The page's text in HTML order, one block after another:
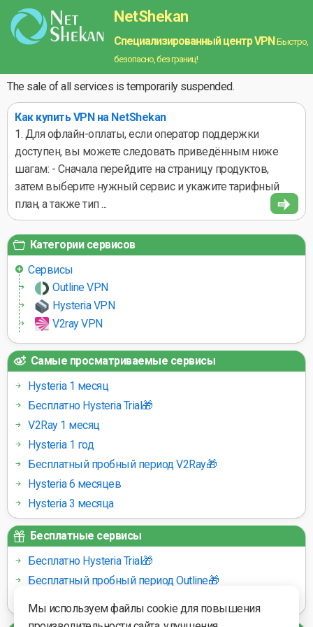
Мы используем файлы cookie для повышения
NetShekan
Специализированный центр VPN Быстро,
безопасно, без границ!
The sale of all services is temporarily suspended.
Как купить VPN на NetShekan
1. Для офлайн-оплаты, если оператор поддержки
доступен, вы можете следовать приведённым ниже
шагам: - Сначала перейдите на страницу продуктов,
затем выберите нужный сервис и укажите тарифный
план, а также тип ...
Категории сервисов
Сервисы
Outline VPN
Hysteria VPN
V2ray VPN
Самые просматриваемые сервисы
Hysteria 1 месяц
Бесплатно Hysteria Trial🎁
V2Ray 1 месяц
Hysteria 1 год
Бесплатный пробный период V2Ray🎁
Hysteria 6 месяцев
Hysteria 3 месяца
Бесплатные сервисы
Бесплатно Hysteria Trial🎁
Бесплатный пробный период Outline🎁
Бесплатный пробный период V2Ray🎁